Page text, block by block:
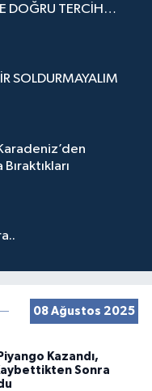
DOĞRU TERCİH
SOLDURMAYALIM
08 Ağustos 2025
Kazandı,
Sonra